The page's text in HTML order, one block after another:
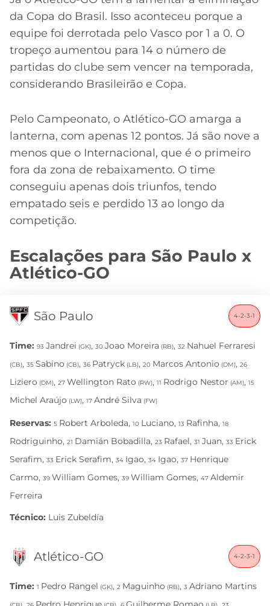
da Copa do Brasil. Isso aconteceu porque a
equipe foi derrotada pelo Vasco por 1 a 0. O
tropeço aumentou para 14 o número de
partidas do clube sem vencer na temporada,
considerando Brasileirão e Copa.
Pelo Campeonato, o Atlético-GO amarga a
lanterna, com apenas 12 pontos. Já são nove a
menos que o Internacional, que é o primeiro
fora da zona de rebaixamento. O time
conseguiu apenas dois triunfos, tendo
empatado seis e perdido 13 ao longo da
competição.
Escalações para São Paulo x
Atlético-GO